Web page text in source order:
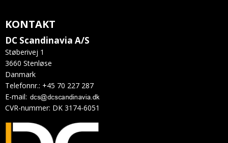
KONTAKT
DC Scandinavia A/S
Støberivej 1
3660 Stenløse
Danmark
Telefonnr.: +45 70 227 287
E-mail:
CVR-nummer: DK 3174-6051